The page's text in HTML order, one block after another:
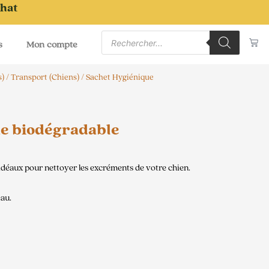
Mon compte
Recherche
produits
/Transport (Chiens)/ Sachet Hygiénique
biodégradable
pour nettoyer les excréments de votre chien.